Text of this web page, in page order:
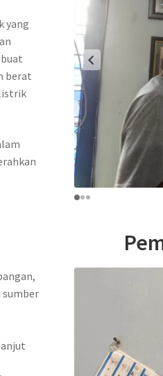
yang
berat
sumber